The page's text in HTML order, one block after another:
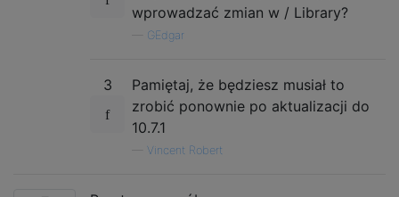
wprowadzać zmian w / Library?
GEdgar
3
Pamiętaj, że będziesz musiał to
zrobić ponownie po aktualizacji do
10.7.1
Vincent Robert